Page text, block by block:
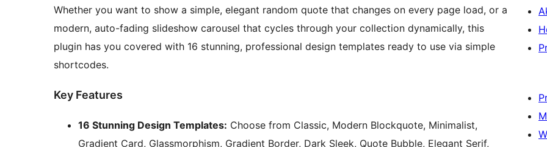
Whether you want to show a simple, elegant random quote that changes on every page load, or a
modern, auto-fading slideshow carousel that cycles through your collection dynamically, this
plugin has you covered with 16 stunning, professional design templates ready to use via simple
shortcodes.
Key Features
16 Stunning Design Templates: Choose from Classic, Modern Blockquote, Minimalist,
Gradient Card, Glassmorphism, Gradient Border, Dark Sleek, Quote Bubble, Elegant Serif,